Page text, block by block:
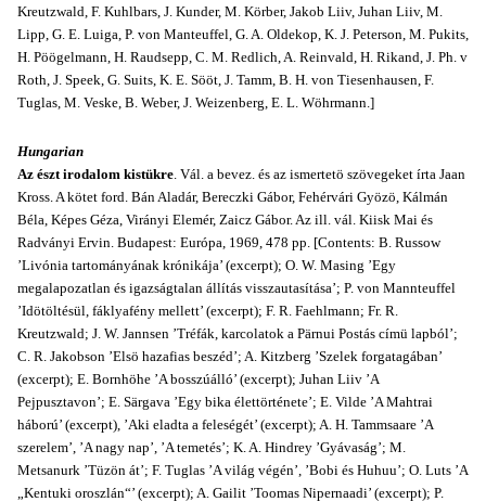
Kreutzwald, F. Kuhlbars, J. Kunder, M. Körber, Jakob Liiv, Juhan Liiv, M.
Lipp, G. E. Luiga, P. von Manteuffel, G. A. Oldekop, K. J. Peterson, M. Pukits,
H. Pöögelmann, H. Raudsepp, C. M. Redlich, A. Reinvald, H. Rikand, J. Ph. v
Roth, J. Speek, G. Suits, K. E. Sööt, J. Tamm, B. H. von Tiesenhausen, F.
Tuglas, M. Veske, B. Weber, J. Weizenberg, E. L. Wöhrmann.]
Hungarian
Az észt irodalom kistükre. Vál. a bevez. és az ismertetö szövegeket írta Jaan
Kross. A kötet ford. Bán Aladár, Bereczki Gábor, Fehérvári Gyözö, Kálmán
Béla, Képes Géza, Virányi Elemér, Zaicz Gábor. Az ill. vál. Kiisk Mai és
Radványi Ervin. Budapest: Európa, 1969, 478 pp. [Contents: B. Russow
’Livónia tartományának krónikája’ (excerpt); O. W. Masing ’Egy
megalapozatlan és igazságtalan állítás visszautasítása’; P. von Mannteuffel
’Idötöltésül, fáklyafény mellett’ (excerpt); F. R. Faehlmann; Fr. R.
Kreutzwald; J. W. Jannsen ’Tréfák, karcolatok a Pärnui Postás címü lapból’;
C. R. Jakobson ’Elsö hazafias beszéd’; A. Kitzberg ’Szelek forgatagában’
(excerpt); E. Bornhöhe ’A bosszúálló’ (excerpt); Juhan Liiv ’A
Pejpusztavon’; E. Särgava ’Egy bika élettörténete’; E. Vilde ’A Mahtrai
háború’ (excerpt), ’Aki eladta a feleségét’ (excerpt); A. H. Tammsaare ’A
szerelem’, ’A nagy nap’, ’A temetés’; K. A. Hindrey ’Gyávaság’; M.
Metsanurk ’Tüzön át’; F. Tuglas ’A világ végén’, ’Bobi és Huhuu’; O. Luts ’A
„Kentuki oroszlán“’ (excerpt); A. Gailit ’Toomas Nipernaadi’ (excerpt); P.